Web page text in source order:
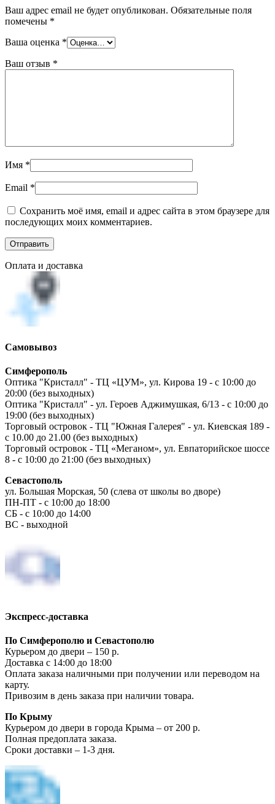
Ваш адрес email не будет опубликован. Обязательные поля
помечены *
Ваша оценка *
Ваш отзыв *
Имя *
Email *
Сохранить моё имя, email и адрес сайта в этом браузере для
последующих моих комментариев.
Оплата и доставка
Самовывоз
Симферополь
Оптика "Кристалл" - ТЦ «ЦУМ», ул. Кирова 19 - с 10:00 до
20:00 (без выходных)
Оптика "Кристалл" - ул. Героев Аджимушкая, 6/13 - с 10:00 до
19:00 (без выходных)
Торговый островок - ТЦ "Южная Галерея" - ул. Киевская 189 -
с 10.00 до 21.00 (без выходных)
Торговый островок - ТЦ «Меганом», ул. Евпаторийское шоссе
8 - с 10:00 до 21:00 (без выходных)
Севастополь
ул. Большая Морская, 50 (слева от школы во дворе)
ПН-ПТ - с 10:00 до 18:00
СБ - с 10:00 до 14:00
ВС - выходной
Экспресс-доставка
По Симферополю и Севастополю
Курьером до двери – 150 р.
Доставка с 14:00 до 18:00
Оплата заказа наличными при получении или переводом на
карту.
Привозим в день заказа при наличии товара.
По Крыму
Курьером до двери в города Крыма – от 200 р.
Полная предоплата заказа.
Сроки доставки – 1-3 дня.